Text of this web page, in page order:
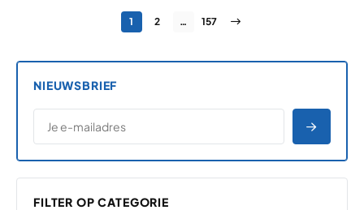
Berichten paginering
Pagina
1 Pagina
2 … Pagina
157 Volgende pagina
NIEUWSBRIEF
E-MAILADRES
*
FILTER OP CATEGORIE